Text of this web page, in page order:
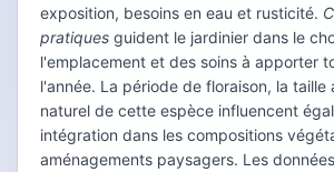
exposition, besoins en eau et rusticité.
pratiques guident le jardinier dans le
l'emplacement et des soins à apporter
l'année. La période de floraison, la
naturel de cette espèce influencent
intégration dans les compositions
aménagements paysagers. Les